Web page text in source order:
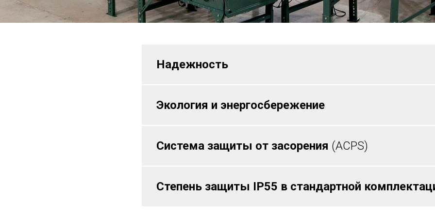
Надежность
Экология и энергосбережение
Система защиты от засорения (ACPS)
Степень защиты IP55 в стандартной